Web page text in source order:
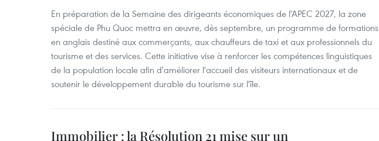
En préparation de la Semaine des dirigeants économiques de l'APEC 2027, la zone
spéciale de Phu Quoc mettra en œuvre, dès septembre, un programme de formations
en anglais destiné aux commerçants, aux chauffeurs de taxi et aux professionnels du
tourisme et des services. Cette initiative vise à renforcer les compétences linguistiques
de la population locale afin d'améliorer l'accueil des visiteurs internationaux et de
soutenir le développement durable du tourisme sur l'île.
Immobilier : la Résolution 21 mise sur un